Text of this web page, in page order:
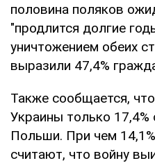
половина поляков
"продлится долгие
уничтожением обеих
выразили 47,4%
Также сообщается,
Украины только
Польши. При чем
считают, что войну